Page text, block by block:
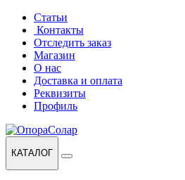
Перейти
навигации
Перейти
содержанию
Статьи
Контакты
Отследить заказ
Магазин
О нас
Доставка и оплата
Реквизиты
Профиль
КАТАЛОГ